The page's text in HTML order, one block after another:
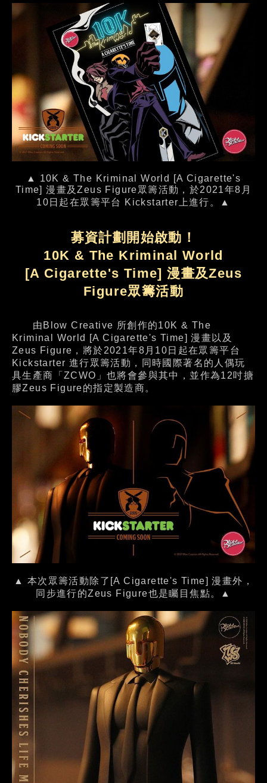
▲ 10K & The Kriminal World [A Cigarette's
Time] 漫畫及Zeus Figure眾籌活動，於2021年8月
10日起在眾籌平台 Kickstarter上進行。▲
募資計劃開始啟動！
10K & The Kriminal World
[A Cigarette's Time] 漫畫及Zeus
Figure眾籌活動
由Blow Creative 所創作的10K & The
Kriminal World [A Cigarette's Time] 漫畫以及
Zeus Figure，將於2021年8月10日起在眾籌平台
Kickstarter 進行眾籌活動，同時國際著名的人偶玩
具生產商「ZCWO」也將會參與其中，並作為12吋搪
膠Zeus Figure的指定製造商。
▲ 本次眾籌活動除了[A Cigarette's Time] 漫畫外，
同步進行的Zeus Figure也是矚目焦點。▲